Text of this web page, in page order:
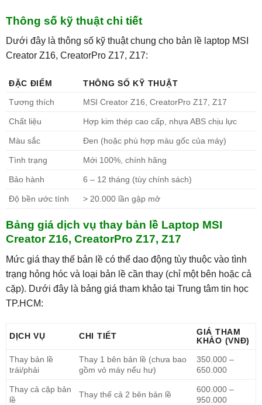
Thông số kỹ thuật chi tiết
Dưới đây là thông số kỹ thuật chung cho bản lề laptop MSI
Creator Z16, CreatorPro Z17, Z17:
ĐẶC ĐIỂM
THÔNG SỐ KỸ THUẬT
Tương thích
MSI Creator Z16, CreatorPro Z17, Z17
Chất liệu Hợp kim thép cao cấp, nhựa ABS chịu lực
Màu sắc Đen (hoặc phù hợp màu gốc của máy)
Tình trạng Mới 100%, chính hãng
Bảo hành 6 – 12 tháng (tùy chính sách)
Độ bền ước tính > 20.000 lần gập mở
Bảng giá dịch vụ thay bản lề Laptop MSI
Creator Z16, CreatorPro Z17, Z17
Mức giá thay thế bản lề có thể dao động tùy thuộc vào tình
trạng hỏng hóc và loại bản lề cần thay (chỉ một bên hoặc cả
cặp). Dưới đây là bảng giá tham khảo tại Trung tâm tin học
TP.HCM:
DỊCH VỤ CHI TIẾT
GIÁ THAM
KHẢO (VNĐ)
Thay bản lề
trái/phải
Thay 1 bên bản lề (chưa bao
gồm vỏ máy nếu hư)
350.000 –
650.000
Thay cả cặp bản
lề
Thay thế cả 2 bên bản lề
600.000 –
950.000